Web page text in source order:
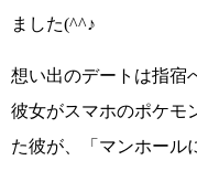
ました(^^♪
想い出のデートは指宿
彼女がスマホのポケモ
た彼が、
「マンホー